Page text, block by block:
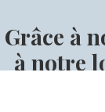
Grâce à
à notre